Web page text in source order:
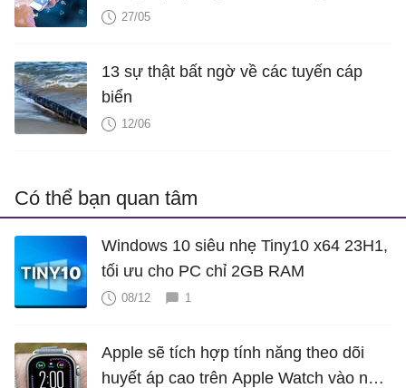
biển gặp sự cố
27/05
13 sự thật bất ngờ về các tuyến cáp
biển
12/06
Có thể bạn quan tâm
Windows 10 siêu nhẹ Tiny10 x64 23H1,
tối ưu cho PC chỉ 2GB RAM
08/12 1
Apple sẽ tích hợp tính năng theo dõi
huyết áp cao trên Apple Watch vào năm